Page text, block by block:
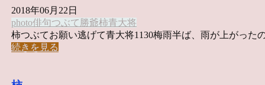
2018年06月22日
photo俳句つぶて 勝爺柿青大将
柿つぶてお願い逃げて青大将1130梅雨半ば、雨が上がった
続きを見る